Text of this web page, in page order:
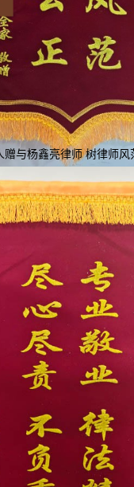
赠与杨鑫亮律师 树律师风